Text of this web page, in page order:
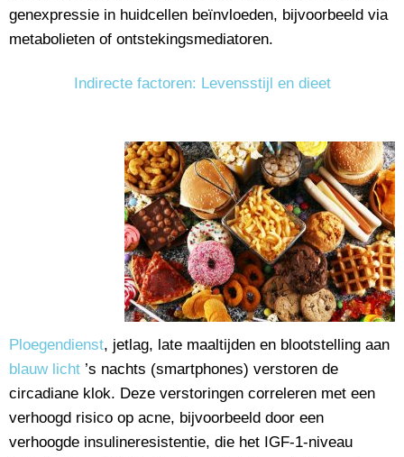
genexpressie in huidcellen beïnvloeden, bijvoorbeeld via
metabolieten of ontstekingsmediatoren.
Indirecte factoren: Levensstijl en dieet
Ploegendienst, jetlag, late maaltijden en blootstelling aan
blauw licht ’s nachts (smartphones) verstoren de
circadiane klok. Deze verstoringen correleren met een
verhoogd risico op acne, bijvoorbeeld door een
verhoogde insulineresistentie, die het IGF-1-niveau